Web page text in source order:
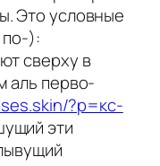
Это условные
по-):
сверху в
аль перво-
?p=кс-
эти